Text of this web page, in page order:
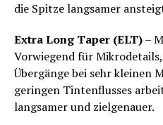
die Spitze langsamer
Extra Long Taper (ELT)–
Vorwiegend für
Übergänge bei sehr kleinen
geringen Tintenflusses
langsamer und zielgenauer.